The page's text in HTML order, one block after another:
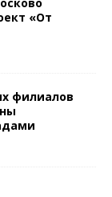
«От
филиалов